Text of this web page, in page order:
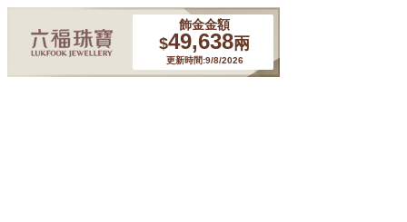
飾金金額
$49,638兩
更新時間:9/8/2026